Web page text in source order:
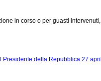
in corso o per guasti
Presidente della Repubblica 27